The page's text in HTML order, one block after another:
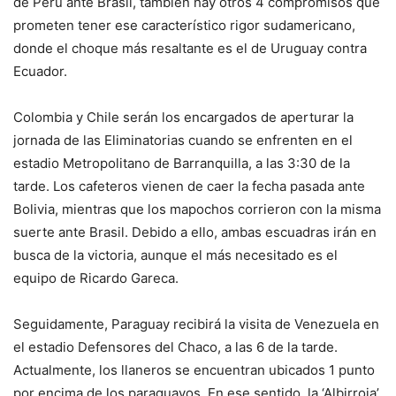
prometen tener ese característico rigor sudamericano,
donde el choque más resaltante es el de Uruguay contra
Ecuador.
Colombia y Chile serán los encargados de aperturar la
jornada de las Eliminatorias cuando se enfrenten en el
estadio Metropolitano de Barranquilla, a las 3:30 de la
tarde. Los cafeteros vienen de caer la fecha pasada ante
Bolivia, mientras que los mapochos corrieron con la misma
suerte ante Brasil. Debido a ello, ambas escuadras irán en
busca de la victoria, aunque el más necesitado es el
equipo de Ricardo Gareca.
Seguidamente, Paraguay recibirá la visita de Venezuela en
el estadio Defensores del Chaco, a las 6 de la tarde.
Actualmente, los llaneros se encuentran ubicados 1 punto